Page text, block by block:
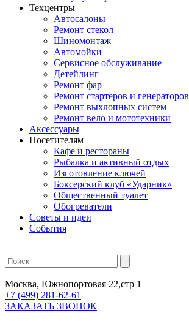
Техцентры
Автосалоны
Ремонт стекол
Шиномонтаж
Автомойки
Сервисное обслуживание
Детейлинг
Ремонт фар
Ремонт стартеров и генераторов
Ремонт выхлопных систем
Ремонт вело и мототехники
Аксессуары
Посетителям
Кафе и рестораны
Рыбалка и активный отдых
Изготовление ключей
Боксерский клуб «Ударник»
Общественный туалет
Обогреватели
Советы и идеи
События
Москва, Южнопортовая 22,стр 1
+7 (499) 281-62-61
ЗАКАЗАТЬ ЗВОНОК